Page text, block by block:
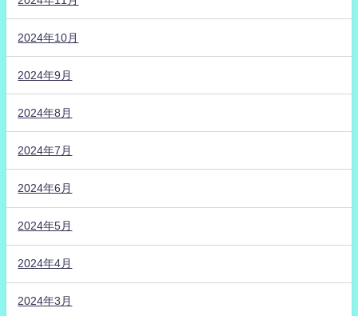
2024年10月
2024年9月
2024年8月
2024年7月
2024年6月
2024年5月
2024年4月
2024年3月